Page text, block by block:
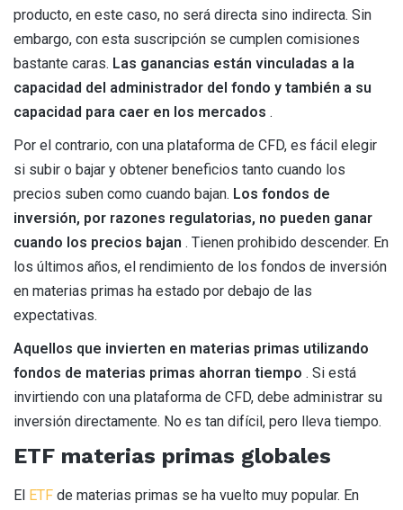
producto, en este caso, no será directa sino indirecta. Sin
embargo, con esta suscripción se cumplen comisiones
bastante caras. Las ganancias están vinculadas a la
capacidad del administrador del fondo y también a su
capacidad para caer en los mercados .
Por el contrario, con una plataforma de CFD, es fácil elegir
si subir o bajar y obtener beneficios tanto cuando los
precios suben como cuando bajan. Los fondos de
inversión, por razones regulatorias, no pueden ganar
cuando los precios bajan . Tienen prohibido descender. En
los últimos años, el rendimiento de los fondos de inversión
en materias primas ha estado por debajo de las
expectativas.
Aquellos que invierten en materias primas utilizando
fondos de materias primas ahorran tiempo . Si está
invirtiendo con una plataforma de CFD, debe administrar su
inversión directamente. No es tan difícil, pero lleva tiempo.
ETF materias primas globales
El ETF de materias primas se ha vuelto muy popular. En